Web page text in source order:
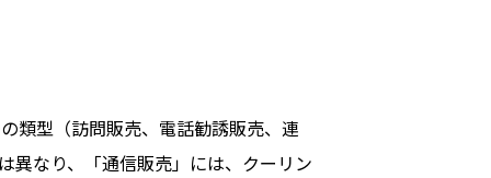
類型（訪問販売、電話勧誘販売、連
異なり、「通信販売」には、クーリン